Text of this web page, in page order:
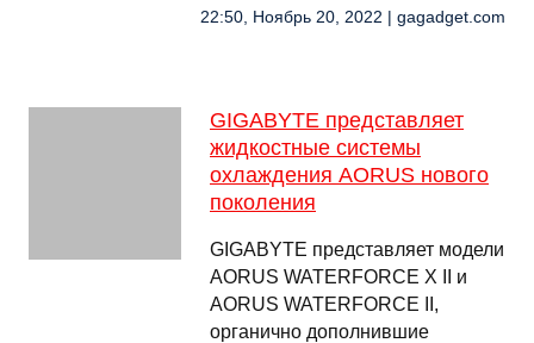
22:50, Ноябрь 20, 2022 | gagadget.com
GIGABYTE представляет
жидкостные системы
охлаждения AORUS нового
поколения
GIGABYTE представляет модели
AORUS WATERFORCE X II и
AORUS WATERFORCE II,
органично дополнившие